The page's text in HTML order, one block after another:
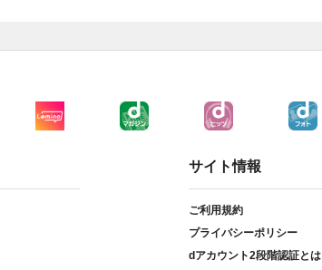
サイト情報
ご利用規約
プライバシーポリシー
dアカウント2段階認証とは